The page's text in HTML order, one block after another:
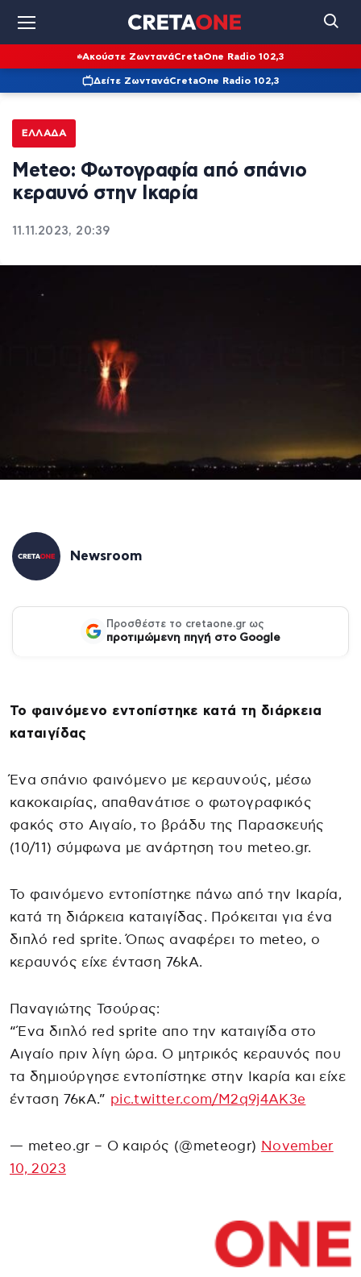
Ακούστε ΖωντανάCretaOne Radio 102,3
Δείτε ΖωντανάCretaOne Radio 102,3
ΕΛΛΆΔΑ
Meteo: Φωτογραφία από σπάνιο
κεραυνό στην Ικαρία
11.11.2023, 20:39
Newsroom
Προσθέστε το cretaone.gr ως
προτιμώμενη πηγή στο Google
Το φαινόμενο εντοπίστηκε κατά τη διάρκεια
καταιγίδας
Ένα σπάνιο φαινόμενο με κεραυνούς, μέσω
κακοκαιρίας, απαθανάτισε ο φωτογραφικός
φακός στο Αιγαίο, το βράδυ της Παρασκευής
(10/11) σύμφωνα με ανάρτηση του meteo.gr.
Το φαινόμενο εντοπίστηκε πάνω από την Ικαρία,
κατά τη διάρκεια καταιγίδας. Πρόκειται για ένα
διπλό red sprite. Όπως αναφέρει το meteo, ο
κεραυνός είχε ένταση 76kA.
Παναγιώτης Τσούρας:
“Ένα διπλό red sprite απο την καταιγίδα στο
Αιγαίο πριν λίγη ώρα. Ο μητρικός κεραυνός που
τα δημιούργησε εντοπίστηκε στην Ικαρία και είχε
ένταση 76κΑ.” pic.twitter.com/M2q9j4AK3e
— meteo.gr – Ο καιρός (@meteogr) November
10, 2023